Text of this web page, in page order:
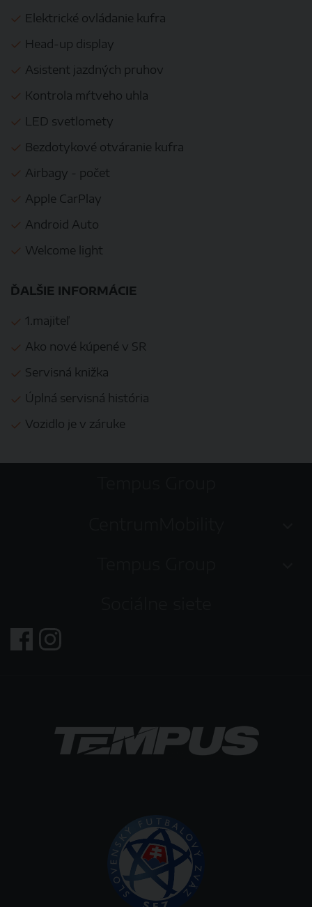
Elektrické ovládanie kufra
Head-up display
Asistent jazdných pruhov
Kontrola mŕtveho uhla
LED svetlomety
Bezdotykové otváranie kufra
Airbagy - počet
Apple CarPlay
Android Auto
Welcome light
ĎALŠIE INFORMÁCIE
1.majiteľ
Ako nové kúpené v SR
Servisná knižka
Úplná servisná história
Vozidlo je v záruke